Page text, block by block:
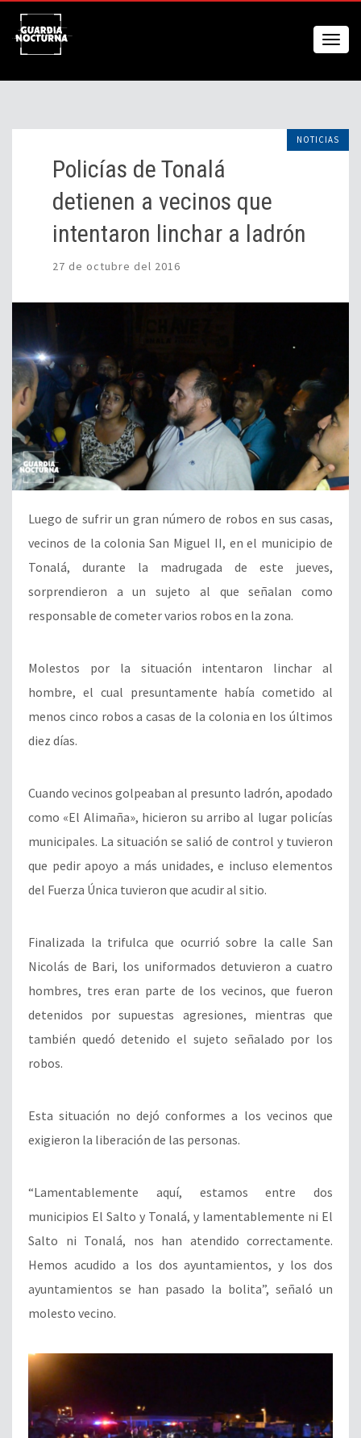
NOTICIAS
Policías de Tonalá
detienen a vecinos que
intentaron linchar a ladrón
27 de octubre del 2016
Luego de sufrir un gran número de robos en sus casas,
vecinos de la colonia San Miguel II, en el municipio de
Tonalá, durante la madrugada de este jueves,
sorprendieron a un sujeto al que señalan como
responsable de cometer varios robos en la zona.
Molestos por la situación intentaron linchar al
hombre, el cual presuntamente había cometido al
menos cinco robos a casas de la colonia en los últimos
diez días.
Cuando vecinos golpeaban al presunto ladrón, apodado
como «El Alimaña», hicieron su arribo al lugar policías
municipales. La situación se salió de control y tuvieron
que pedir apoyo a más unidades, e incluso elementos
del Fuerza Única tuvieron que acudir al sitio.
Finalizada la trifulca que ocurrió sobre la calle San
Nicolás de Bari, los uniformados detuvieron a cuatro
hombres, tres eran parte de los vecinos, que fueron
detenidos por supuestas agresiones, mientras que
también quedó detenido el sujeto señalado por los
robos.
Esta situación no dejó conformes a los vecinos que
exigieron la liberación de las personas.
“Lamentablemente aquí, estamos entre dos
municipios El Salto y Tonalá, y lamentablemente ni El
Salto ni Tonalá, nos han atendido correctamente.
Hemos acudido a los dos ayuntamientos, y los dos
ayuntamientos se han pasado la bolita”, señaló un
molesto vecino.